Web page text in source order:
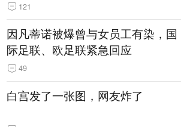
121
因凡蒂诺被爆曾与女员工有染，国
际足联、欧足联紧急回应
49
白宫发了一张图，网友炸了